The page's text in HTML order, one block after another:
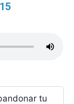
tu